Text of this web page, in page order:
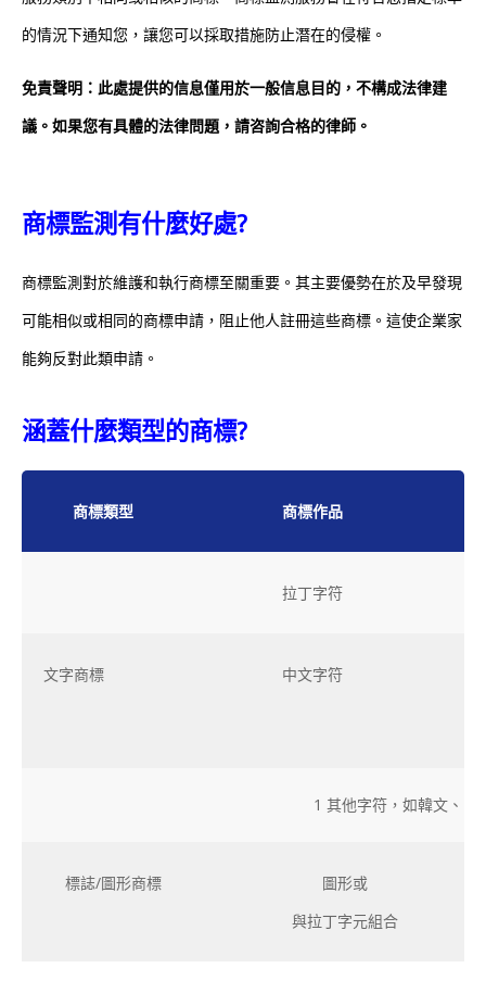
的情況下通知您，讓您可以採取措施防止潛在的侵權。
免責聲明：此處提供的信息僅用於一般信息目的，不構成法律建
議。如果您有具體的法律問題，請咨詢合格的律師。
商標監測有什麼好處?
商標監測對於維護和執行商標至關重要。其主要優勢在於及早發現
可能相似或相同的商標申請，阻止他人註冊這些商標。這使企業家
能夠反對此類申請。
涵蓋什麼類型的商標?
商標類型 商標作品
拉丁字符
文字商標 中文字符
1 其他字符，如韓文、日
標誌/圖形商標
圖形或
與拉丁字元組合